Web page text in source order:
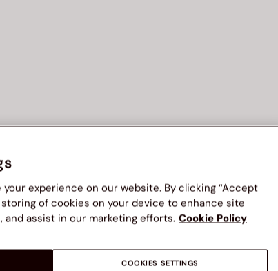
experience on our website. By clicking “Accept
storing of cookies on your device to enhance site
and assist in our marketing efforts. Cookie Policy
COOKIES SETTINGS